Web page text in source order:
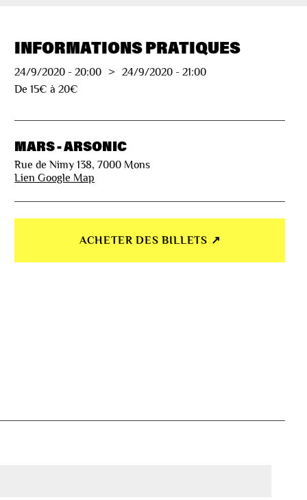
INFORMATIONS PRATIQUES
24/9/2020 -20:00 > 24/9/2020 -21:00
De 15€ à 20€
MARS - ARSONIC
Rue de Nimy 138, 7000 Mons
Lien Google Map
ACHETER DES BILLETS ↗︎